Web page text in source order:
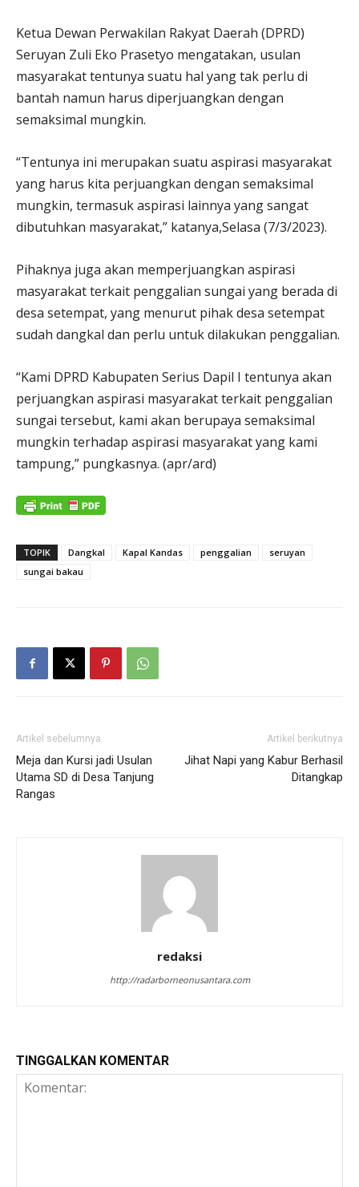
Ketua Dewan Perwakilan Rakyat Daerah (DPRD)
Seruyan Zuli Eko Prasetyo mengatakan, usulan
masyarakat tentunya suatu hal yang tak perlu di
bantah namun harus diperjuangkan dengan
semaksimal mungkin.
“Tentunya ini merupakan suatu aspirasi masyarakat
yang harus kita perjuangkan dengan semaksimal
mungkin, termasuk aspirasi lainnya yang sangat
dibutuhkan masyarakat,” katanya,Selasa (7/3/2023).
Pihaknya juga akan memperjuangkan aspirasi
masyarakat terkait penggalian sungai yang berada di
desa setempat, yang menurut pihak desa setempat
sudah dangkal dan perlu untuk dilakukan penggalian.
“Kami DPRD Kabupaten Serius Dapil I tentunya akan
perjuangkan aspirasi masyarakat terkait penggalian
sungai tersebut, kami akan berupaya semaksimal
mungkin terhadap aspirasi masyarakat yang kami
tampung,” pungkasnya. (apr/ard)
TOPIK Dangkal Kapal Kandas penggalian
seruyan
sungai bakau
Artikel sebelumnya
Meja dan Kursi jadi Usulan
Utama SD di Desa Tanjung
Rangas
Artikel berikutnya
Jihat Napi yang Kabur Berhasil
Ditangkap
redaksi
http://radarborneonusantara.com
TINGGALKAN KOMENTAR